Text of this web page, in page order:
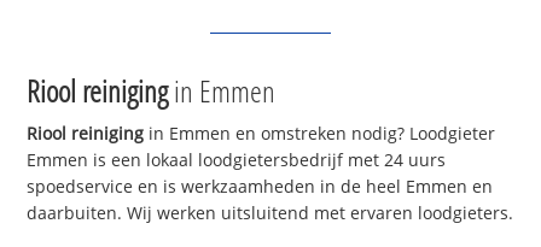
Riool reinigingin Emmen
Riool reiniging in Emmen en omstreken nodig? Loodgieter
Emmen is een lokaal loodgietersbedrijf met 24 uurs
spoedservice en is werkzaamheden in de heel Emmen en
daarbuiten. Wij werken uitsluitend met ervaren loodgieters.